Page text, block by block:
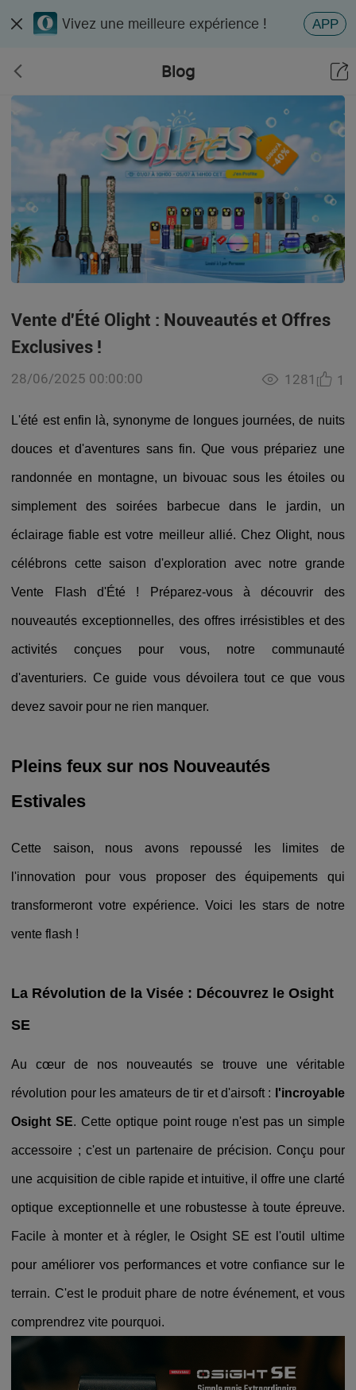
Vivez une meilleure expérience ! APP
Blog
Vente d'Été Olight : Nouveautés et Offres
Exclusives !
28/06/2025 00:00:00 1281 1
L'été est enfin là, synonyme de longues journées, de nuits
douces et d'aventures sans fin. Que vous prépariez une
randonnée en montagne, un bivouac sous les étoiles ou
simplement des soirées barbecue dans le jardin, un
éclairage fiable est votre meilleur allié. Chez Olight, nous
célébrons cette saison d'exploration avec notre grande
Vente Flash d'Été ! Préparez-vous à découvrir des
nouveautés exceptionnelles, des offres irrésistibles et des
activités conçues pour vous, notre communauté
d'aventuriers. Ce guide vous dévoilera tout ce que vous
devez savoir pour ne rien manquer.
Pleins feux sur nos Nouveautés
Estivales
Cette saison, nous avons repoussé les limites de
l'innovation pour vous proposer des équipements qui
transformeront votre expérience. Voici les stars de notre
vente flash !
La Révolution de la Visée : Découvrez le Osight
SE
Au cœur de nos nouveautés se trouve une véritable
révolution pour les amateurs de tir et d'airsoft : l'incroyable
Osight SE. Cette optique point rouge n'est pas un simple
accessoire ; c'est un partenaire de précision. Conçu pour
une acquisition de cible rapide et intuitive, il offre une clarté
optique exceptionnelle et une robustesse à toute épreuve.
Facile à monter et à régler, le Osight SE est l'outil ultime
pour améliorer vos performances et votre confiance sur le
terrain. C'est le produit phare de notre événement, et vous
comprendrez vite pourquoi.